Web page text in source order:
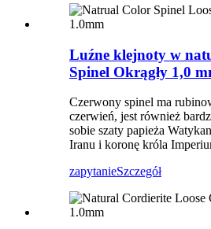
Luźne klejnoty w
Spinel Okrągły 1,0
Czerwony spinel ma
czerwień, jest również
sobie szaty papieża
Iranu i koronę króla
zapytanieSzczegół